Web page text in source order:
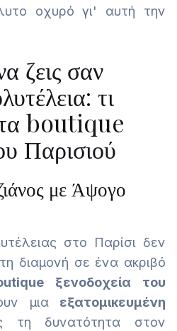
οχυρό γι' αυτή την
ζεις σαν
τι
boutique
Παρισιού
με Άψογο
στο Παρίσι δεν
διαμονή σε ένα ακριβό
ξενοδοχεία του
μια εξατομικευμένη
τη δυνατότητα στον